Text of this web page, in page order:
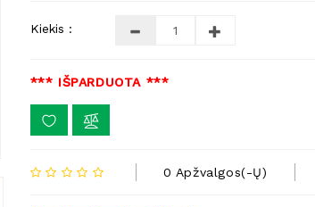
Kiekis :
*** IŠPARDUOTA ***
0 Apžvalgos(-Ų)